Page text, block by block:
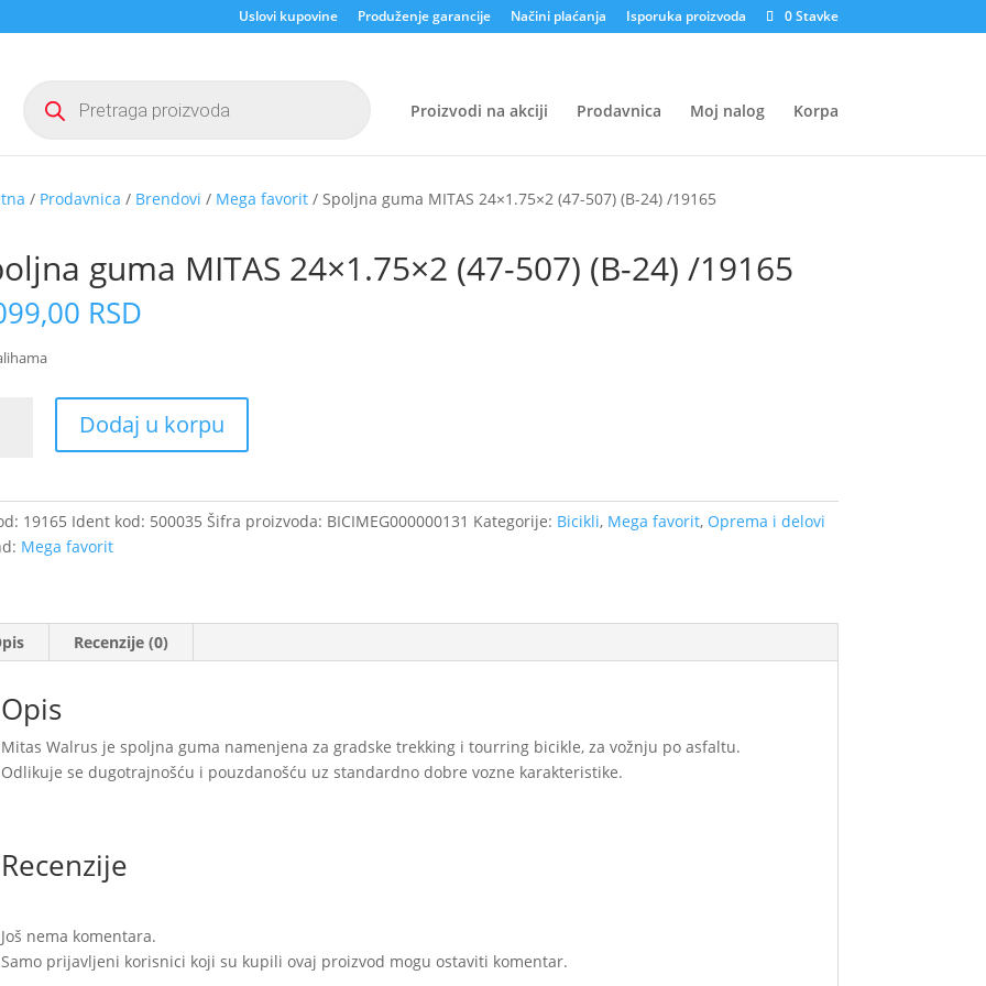
Uslovi kupovine Produženje garancije Načini plaćanja Isporuka proizvoda 0 Stavke
search Proizvodi na akciji Prodavnica Moj nalog Korpa
/ Prodavnica / Brendovi / Mega favorit/ Spoljna guma MITAS 24×1.75×2 (47-507) (B-24) /19165
guma MITAS 24×1.75×2 (47-507) (B-24) /19165
RSD
Dodaj u korpu
19165 Ident kod: 500035 Šifra proizvoda: BICIMEG000000131 Kategorije: Bicikli, Mega favorit, Oprema i delovi
Mega favorit
Recenzije (0)
Opis
Mitas Walrus je spoljna guma namenjena za gradske trekking i tourring bicikle, za vožnju po asfaltu.
Odlikuje se dugotrajnošću i pouzdanošću uz standardno dobre vozne karakteristike.
Recenzije
Još nema komentara.
Samo prijavljeni korisnici koji su kupili ovaj proizvod mogu ostaviti komentar.